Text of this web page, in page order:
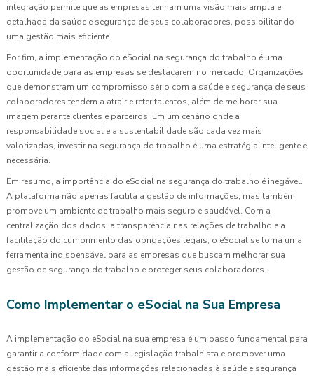
integração permite que as empresas tenham uma visão mais ampla e
detalhada da saúde e segurança de seus colaboradores, possibilitando
uma gestão mais eficiente.
Por fim, a implementação do eSocial na segurança do trabalho é uma
oportunidade para as empresas se destacarem no mercado. Organizações
que demonstram um compromisso sério com a saúde e segurança de seus
colaboradores tendem a atrair e reter talentos, além de melhorar sua
imagem perante clientes e parceiros. Em um cenário onde a
responsabilidade social e a sustentabilidade são cada vez mais
valorizadas, investir na segurança do trabalho é uma estratégia inteligente e
necessária.
Em resumo, a importância do eSocial na segurança do trabalho é inegável.
A plataforma não apenas facilita a gestão de informações, mas também
promove um ambiente de trabalho mais seguro e saudável. Com a
centralização dos dados, a transparência nas relações de trabalho e a
facilitação do cumprimento das obrigações legais, o eSocial se torna uma
ferramenta indispensável para as empresas que buscam melhorar sua
gestão de segurança do trabalho e proteger seus colaboradores.
Como Implementar o eSocial na Sua Empresa
A implementação do eSocial na sua empresa é um passo fundamental para
garantir a conformidade com a legislação trabalhista e promover uma
gestão mais eficiente das informações relacionadas à saúde e segurança